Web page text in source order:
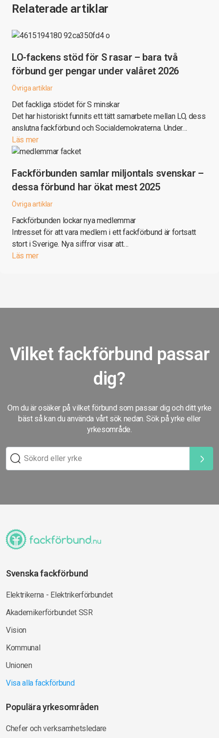
Relaterade artiklar
LO-fackens stöd för S rasar – bara två
förbund ger pengar under valåret 2026
Övriga artiklar
Det fackliga stödet för S minskar
Det har historiskt funnits ett tätt samarbete mellan LO, dess
anslutna fackförbund och Socialdemokraterna. Under…
Läs mer
Fackförbunden samlar miljontals svenskar –
dessa förbund har ökat mest 2025
Övriga artiklar
Fackförbunden lockar nya medlemmar
Intresset för att vara medlem i ett fackförbund är fortsatt
stort i Sverige. Nya siffror visar att…
Läs mer
Vilket fackförbund passar
dig?
Om du är osäker på vilket förbund som passar dig och ditt yrke
bäst så kan du använda vårt sök nedan. Sök på yrke eller
yrkesområde.
Svenska fackförbund
Elektrikerna - Elektrikerförbundet
Akademikerförbundet SSR
Vision
Kommunal
Unionen
Visa alla fackförbund
Populära yrkesområden
Chefer och verksamhetsledare